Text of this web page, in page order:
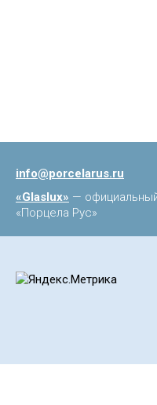
info@porcelarus.ru
«Glaslux» —
«Порцела Рус»